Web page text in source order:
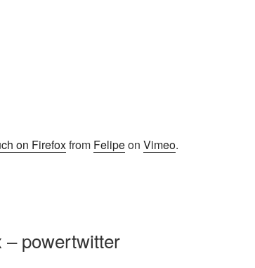
on Firefoxfrom FelipeonVimeo.
– powertwitter